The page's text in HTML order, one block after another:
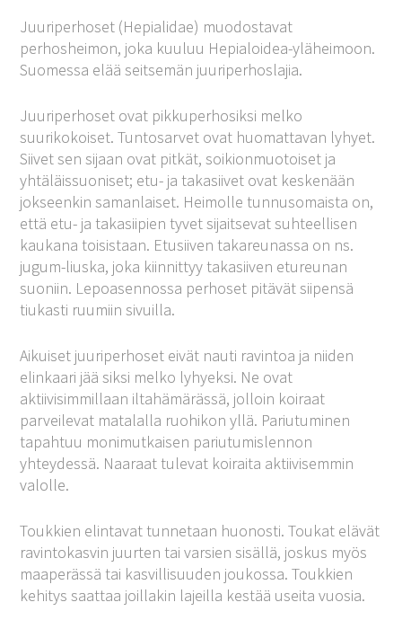
Juuriperhoset (Hepialidae) muodostavat
perhosheimon, joka kuuluu Hepialoidea-yläheimoon.
Suomessa elää seitsemän juuriperhoslajia.
Juuriperhoset ovat pikkuperhosiksi melko
suurikokoiset. Tuntosarvet ovat huomattavan lyhyet.
Siivet sen sijaan ovat pitkät, soikionmuotoiset ja
yhtäläissuoniset; etu- ja takasiivet ovat keskenään
jokseenkin samanlaiset. Heimolle tunnusomaista on,
että etu- ja takasiipien tyvet sijaitsevat suhteellisen
kaukana toisistaan. Etusiiven takareunassa on ns.
jugum-liuska, joka kiinnittyy takasiiven etureunan
suoniin. Lepoasennossa perhoset pitävät siipensä
tiukasti ruumiin sivuilla.
Aikuiset juuriperhoset eivät nauti ravintoa ja niiden
elinkaari jää siksi melko lyhyeksi. Ne ovat
aktiivisimmillaan iltahämärässä, jolloin koiraat
parveilevat matalalla ruohikon yllä. Pariutuminen
tapahtuu monimutkaisen pariutumislennon
yhteydessä. Naaraat tulevat koiraita aktiivisemmin
valolle.
Toukkien elintavat tunnetaan huonosti. Toukat elävät
ravintokasvin juurten tai varsien sisällä, joskus myös
maaperässä tai kasvillisuuden joukossa. Toukkien
kehitys saattaa joillakin lajeilla kestää useita vuosia.